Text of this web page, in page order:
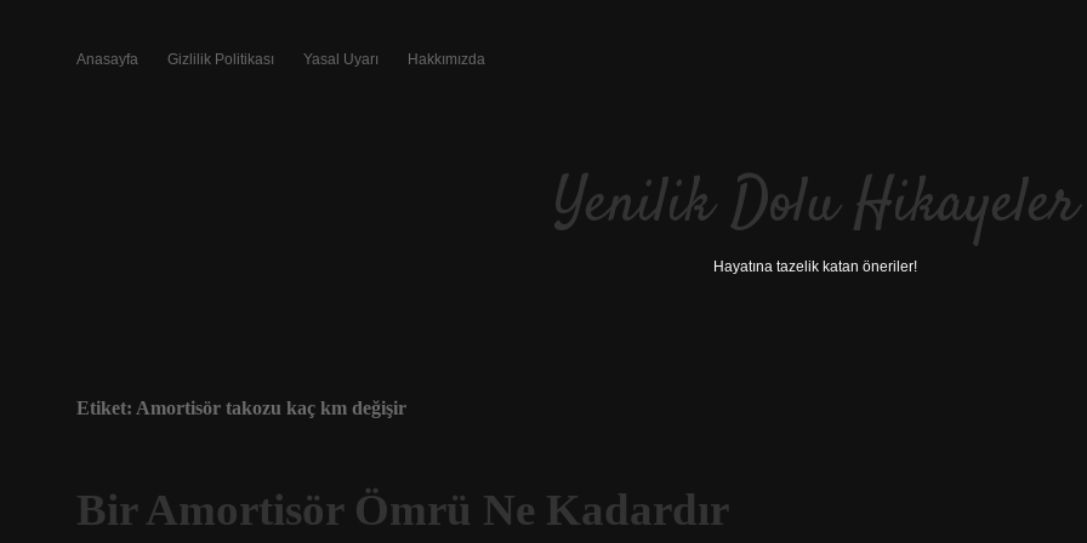
Anasayfa Gizlilik Politikası Yasal Uyarı Hakkımızda
Yenilik Dolu Hikayeler
Hayatına tazelik katan öneriler!
Etiket: Amortisör takozu kaç km değişir
Bir Amortisör Ömrü Ne Kadardır